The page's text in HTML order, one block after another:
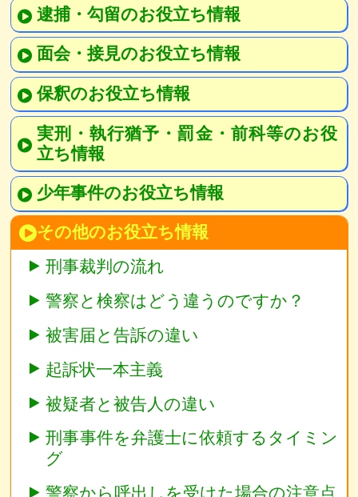
逮捕・勾留のお役立ち情報
面会・接見のお役立ち情報
保釈のお役立ち情報
実刑・執行猶予・罰金・前科等のお役
立ち情報
少年事件のお役立ち情報
その他のお役立ち情報
刑事裁判の流れ
警察と検察はどう違うのですか？
被害届と告訴の違い
起訴状一本主義
被疑者と被告人の違い
刑事事件を弁護士に依頼するタイミン
グ
警察から呼出しを受けた場合の注意点